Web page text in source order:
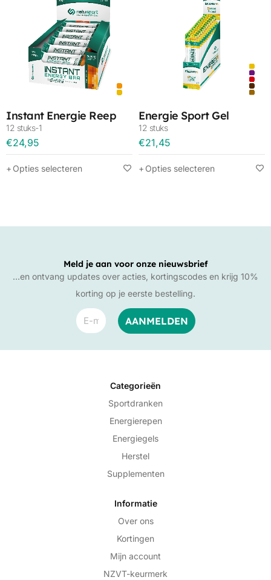
Instant Energie Reep
12 stuks-1
€24,95
Opties selecteren
Energie Sport Gel
12 stuks
€21,45
Opties selecteren
Meld je aan voor onze nieuwsbrief
…en ontvang updates over acties, kortingscodes en krijg 10%
korting op je eerste bestelling.
Categorieën
Sportdranken
Energierepen
Energiegels
Herstel
Supplementen
Informatie
Over ons
Kortingen
Mijn account
NZVT-keurmerk